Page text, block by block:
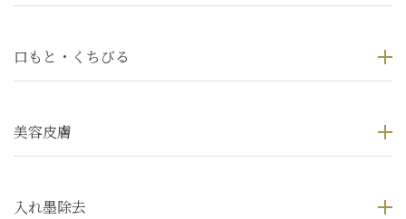
口もと・くちびる
美容皮膚
入れ墨除去